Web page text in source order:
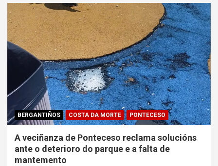
BERGANTIÑOS COSTA DA MORTE PONTECESO
A veciñanza de Ponteceso reclama solucións
ante o deterioro do parque e a falta de
mantemento